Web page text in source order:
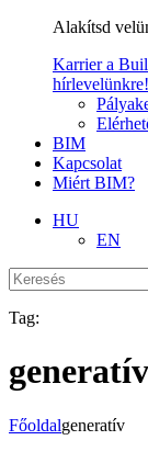
Alakítsd
Karrier a
hírlevelünkre!
BIM
Kapcsolat
Miért BIM?
HU
EN
Tag:
generatív
Főoldalgeneratív